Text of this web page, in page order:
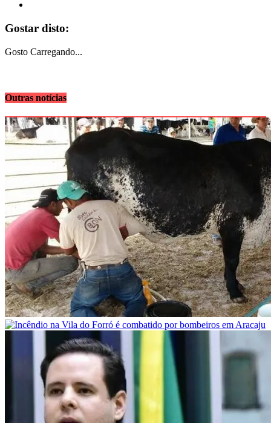
Gostar disto:
Gosto Carregando...
Outras notícias